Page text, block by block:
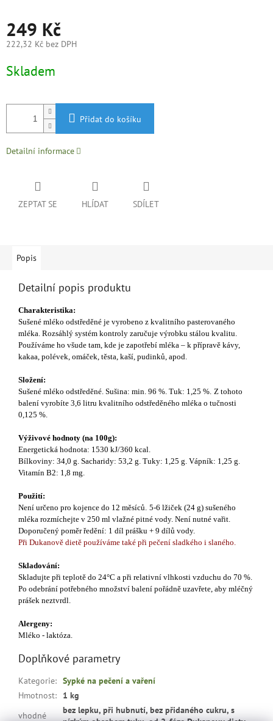
249 Kč
222,32 Kč bez DPH
cena:
Skladem
Přidat do košíku
Detailní informace
ZEPTAT SE HLÍDAT SDÍLET
Popis
Detailní popis produktu
Charakteristika:
Sušené mléko odstředěné je vyrobeno z kvalitního pasterovaného
mléka. Rozsáhlý systém kontroly zaručuje výrobku stálou kvalitu.
Používáme ho všude tam, kde je zapotřebí mléka – k přípravě kávy,
kakaa, polévek, omáček, těsta, kaší, pudinků, apod.
Složení:
Sušené mléko odstředěné. Sušina: min. 96 %. Tuk: 1,25 %. Z tohoto
balení vyrobíte 3,6 litru kvalitního odstředěného mléka o tučnosti
0,125 %.
Výživové hodnoty (na 100g):
Energetická hodnota: 1530 kJ/360 kcal.
Bílkoviny: 34,0 g. Sacharidy: 53,2 g. Tuky: 1,25 g. Vápník: 1,25 g.
Vitamín B2: 1,8 mg.
Použití:
Není určeno pro kojence do 12 měsíců. 5-6 lžiček (24 g) sušeného
mléka rozmíchejte v 250 ml vlažné pitné vody. Není nutné vařit.
Doporučený poměr ředění: 1 díl prášku + 9 dílů vody.
Při Dukanově dietě používáme také při pečení sladkého i slaného.
Skladování:
Skladujte při teplotě do 24°C a při relativní vlhkosti vzduchu do 70 %.
Po odebrání potřebného množství balení pořádně uzavřete, aby mléčný
prášek neztvrdl.
Alergeny:
Mléko - laktóza.
Doplňkové parametry
Kategorie: Sypké na pečení a vaření
Hmotnost:
1 kg
vhodné
bez lepku, při hubnutí, bez přidaného cukru, s